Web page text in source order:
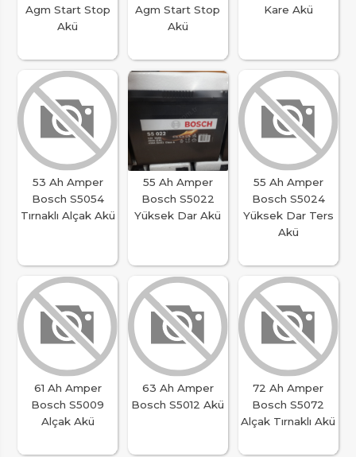
Agm Start Stop
Akü
Agm Start Stop
Akü
Kare Akü
53 Ah Amper
Bosch S5054
Tırnaklı Alçak Akü
55 Ah Amper
Bosch S5022
Yüksek Dar Akü
55 Ah Amper
Bosch S5024
Yüksek Dar Ters
Akü
61 Ah Amper
Bosch S5009
Alçak Akü
63 Ah Amper
Bosch S5012 Akü
72 Ah Amper
Bosch S5072
Alçak Tırnaklı Akü